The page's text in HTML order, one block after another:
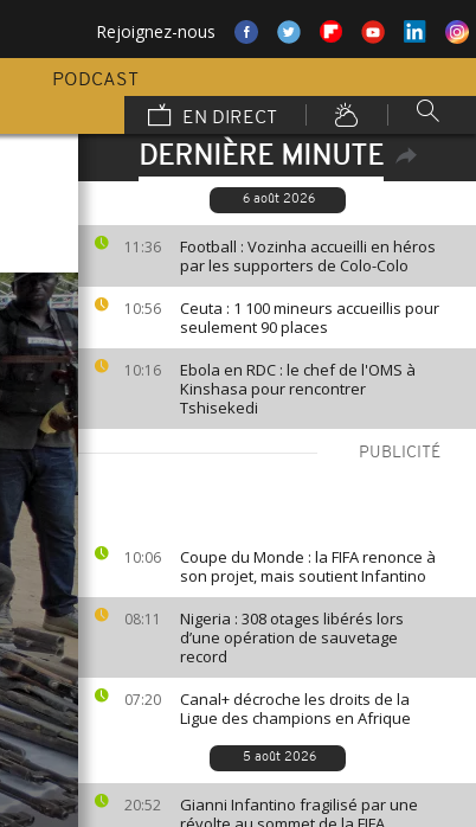
Rejoignez-nous
PODCAST
EN DIRECT
DERNIÈRE MINUTE
6 août 2026
11:36
Football : Vozinha accueilli en héros
par les supporters de Colo-Colo
10:56
Ceuta : 1 100 mineurs accueillis pour
seulement 90 places
10:16
Ebola en RDC : le chef de l'OMS à
Kinshasa pour rencontrer
Tshisekedi
PUBLICITÉ
10:06
Coupe du Monde : la FIFA renonce à
son projet, mais soutient Infantino
08:11
Nigeria : 308 otages libérés lors
d’une opération de sauvetage
record
07:20
Canal+ décroche les droits de la
Ligue des champions en Afrique
5 août 2026
20:52
Gianni Infantino fragilisé par une